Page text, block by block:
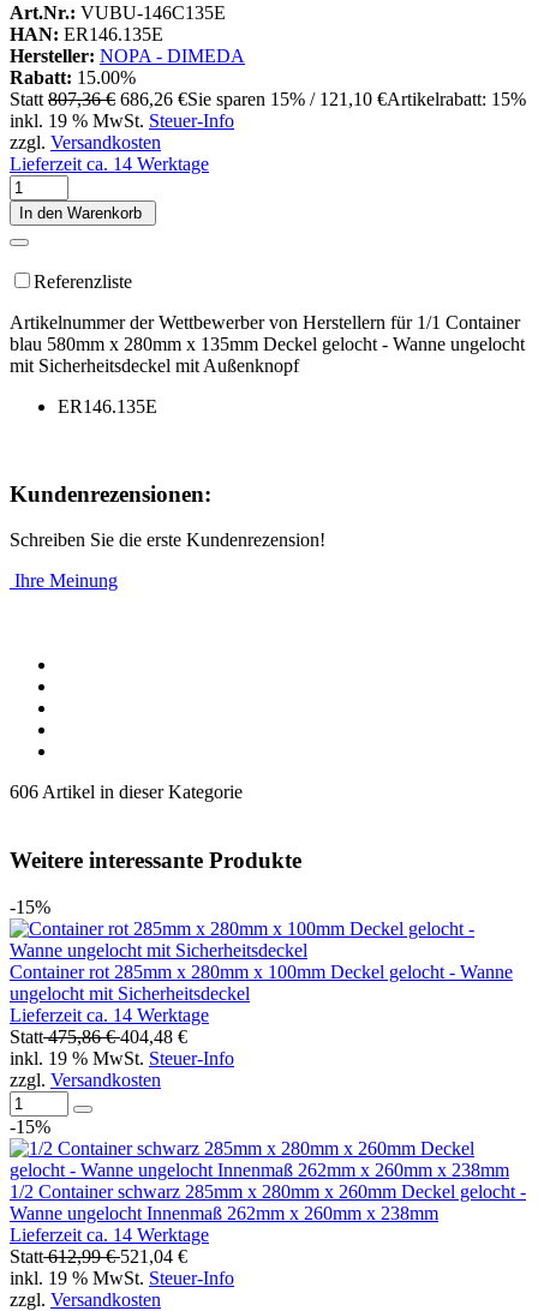
Art.Nr.: VUBU-146C135E
HAN: ER146.135E
Hersteller: NOPA - DIMEDA
Rabatt: 15.00%
Statt 807,36 € 686,26 €Sie sparen 15% / 121,10 €Artikelrabatt: 15%
inkl. 19 % MwSt. Steuer-Info
zzgl. Versandkosten
Lieferzeit ca. 14 Werktage
In den Warenkorb
Referenzliste
Artikelnummer der Wettbewerber von Herstellern für 1/1 Container
blau 580mm x 280mm x 135mm Deckel gelocht - Wanne ungelocht
mit Sicherheitsdeckel mit Außenknopf
ER146.135E
Kundenrezensionen:
Schreiben Sie die erste Kundenrezension!
Ihre Meinung
606 Artikel in dieser Kategorie
Weitere interessante Produkte
-15%
Container rot 285mm x 280mm x 100mm Deckel gelocht - Wanne
ungelocht mit Sicherheitsdeckel
Lieferzeit ca. 14 Werktage
Statt475,86 €404,48 €
inkl. 19 % MwSt. Steuer-Info
zzgl. Versandkosten
-15%
1/2 Container schwarz 285mm x 280mm x 260mm Deckel gelocht -
Wanne ungelocht Innenmaß 262mm x 260mm x 238mm
Lieferzeit ca. 14 Werktage
Statt612,99 €521,04 €
inkl. 19 % MwSt. Steuer-Info
zzgl. Versandkosten